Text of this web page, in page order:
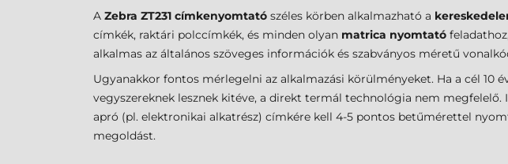
A Zebra ZT231 címkenyomtató széles körben alkalmazható a
címkék, raktári polccímkék, és minden olyan matrica nyomtató
alkalmas az általános szöveges információk és szabványos méretű
Ugyanakkor fontos mérlegelni az alkalmazási körülményeket. Ha a cél 10
vegyszereknek lesznek kitéve, a direkt termál technológia nem
apró (pl. elektronikai alkatrész) címkére kell 4-5 pontos betűmérettel
megoldást.